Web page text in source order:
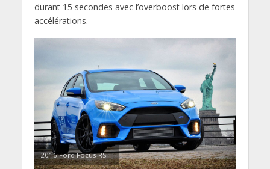
durant 15 secondes avec l’overboost lors de fortes
accélérations.
2016 Ford Focus RS